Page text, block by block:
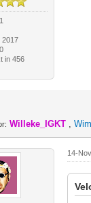
2017
in 456
Willeke_IGKT ,
14-